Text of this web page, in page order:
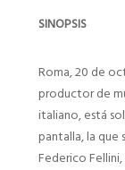
SINOPSIS
Roma, 20 de
productor de
italiano, está
pantalla, la que
Federico